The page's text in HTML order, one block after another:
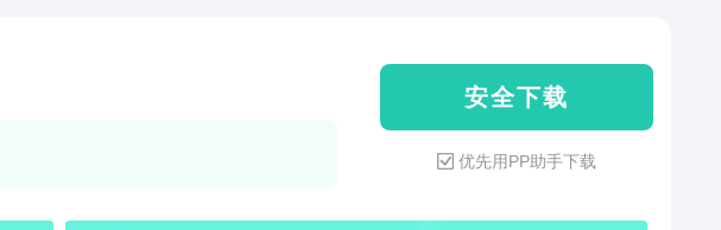
安 全 下 载
优先用PP助手下载